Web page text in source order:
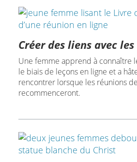
Créer des liens avec
Une femme apprend à connaître
le biais de leçons en ligne et a
rencontrer lorsque les réunions de
recommenceront.